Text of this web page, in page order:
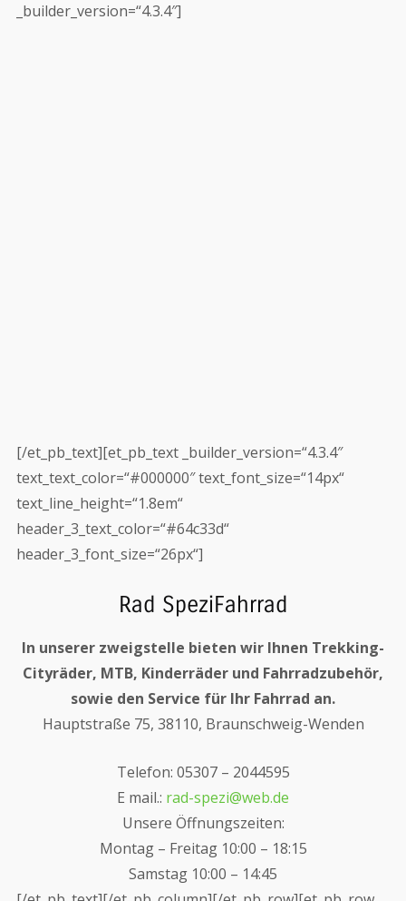
_builder_version=“4.3.4″]
[/et_pb_text][et_pb_text _builder_version=“4.3.4″
text_text_color=“#000000″ text_font_size=“14px“
text_line_height=“1.8em“
header_3_text_color=“#64c33d“
header_3_font_size=“26px“]
Rad SpeziFahrrad
In unserer zweigstelle bieten wir Ihnen Trekking-
Cityräder, MTB, Kinderräder und Fahrradzubehör,
sowie den Service für Ihr Fahrrad an.
Hauptstraße 75, 38110, Braunschweig-Wenden
Telefon: 05307 – 2044595
E mail.: rad-spezi@web.de
Unsere Öffnungszeiten:
Montag – Freitag 10:00 – 18:15
Samstag 10:00 – 14:45